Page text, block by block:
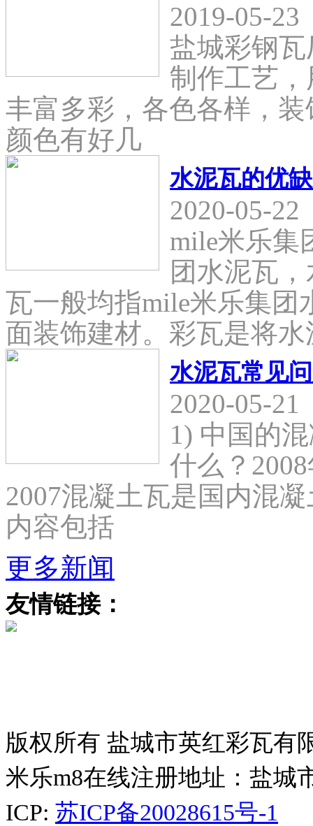
2019-05-23
盐城彩钢
制作工艺
丰富多彩，各色各样，
颜色有好几
水泥瓦的优
2020-05-22
mile米乐集
团水泥瓦
瓦一般均指mile米乐集团
面装饰建材。彩瓦是将
水泥瓦常见
2020-05-21
1) 中国的
什么？
2007混凝土瓦是国内混
内容包括
更多新闻
友情链接：
版权所有 盐城市英红彩瓦有
米乐m8在线注册地址：盐城
ICP: 苏ICP备20028615号-1